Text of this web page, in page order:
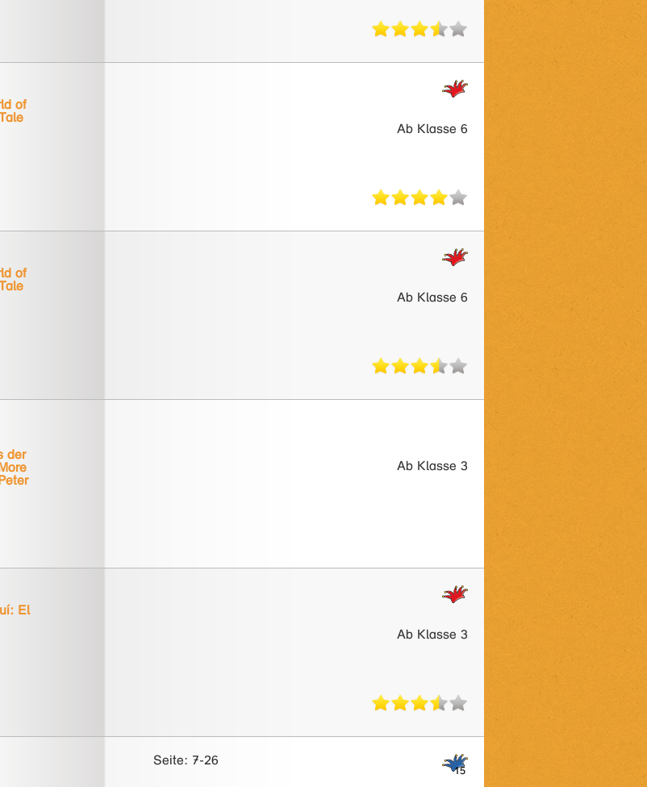
of
Ab Klasse 6
of
Ab Klasse 6
der
Ab Klasse 3
El
Ab Klasse 3
Seite: 7-26